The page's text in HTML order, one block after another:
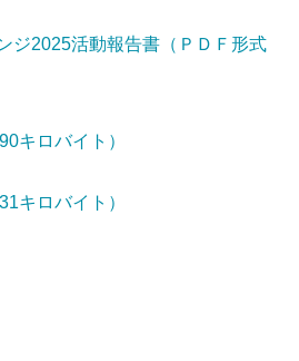
ジ2025活動報告書（ＰＤＦ形式
キロバイト）
キロバイト）